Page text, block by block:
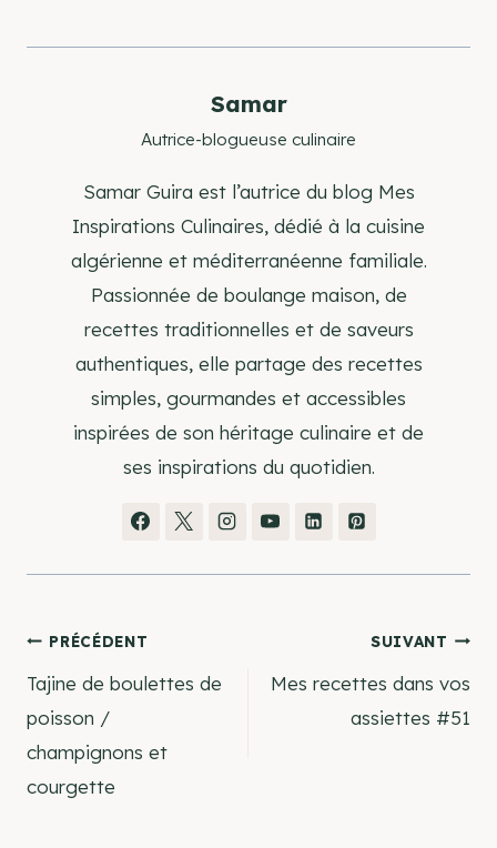
Samar
Autrice-blogueuse culinaire
Samar Guira est l’autrice du blog Mes
Inspirations Culinaires, dédié à la cuisine
algérienne et méditerranéenne familiale.
Passionnée de boulange maison, de
recettes traditionnelles et de saveurs
authentiques, elle partage des recettes
simples, gourmandes et accessibles
inspirées de son héritage culinaire et de
ses inspirations du quotidien.
Navigation
de
l’article
PRÉCÉDENT
Tajine de boulettes de
poisson /
champignons et
courgette
SUIVANT
Mes recettes dans vos
assiettes #51